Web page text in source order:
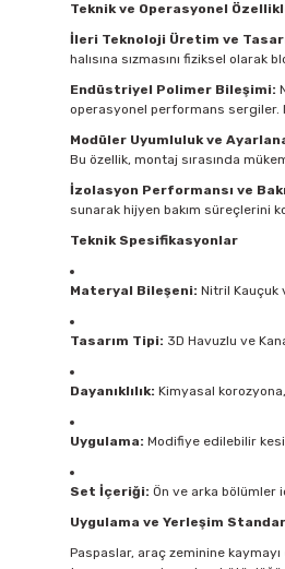
Teknik ve Operasyonel
İleri Teknoloji Üretim ve
halısına sızmasını fiziksel olarak
Endüstriyel Polimer Bileşimi:
operasyonel performans sergiler.
Modüler Uyumluluk ve
Bu özellik, montaj sırasında
İzolasyon Performansı ve
sunarak hijyen bakım süreçlerini
Teknik Spesifikasyonlar
Materyal Bileşeni: Nitril Kauçuk
Tasarım Tipi: 3D Havuzlu ve
Dayanıklılık: Kimyasal
Uygulama: Modifiye edilebilir
Set İçeriği: Ön ve arka bölümler
Uygulama ve Yerleşim
Paspaslar, araç zeminine